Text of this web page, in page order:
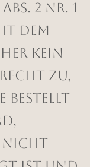
2 Nr. 1
dem
kein
zu,
bestellt
nicht